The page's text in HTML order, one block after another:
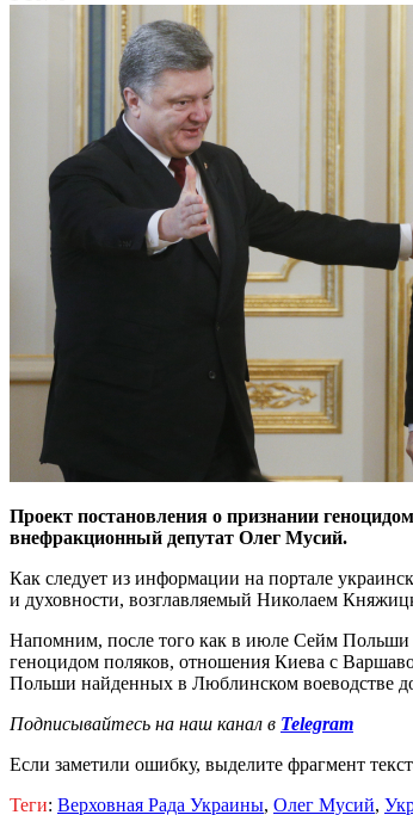
Проект постановления о признании
внефракционный депутат Олег Мусий.
Как следует из информации на портале
и духовности, возглавляемый Николаем
Напомним, после того как в июле Сейм Польши
геноцидом поляков, отношения Киева с
Польши найденных в Люблинском воеводстве
Подписывайтесь на наш канал в Telegram
Если заметили ошибку, выделите фрагмент
Теги: Верховная Рада Украины, Олег Мусий,